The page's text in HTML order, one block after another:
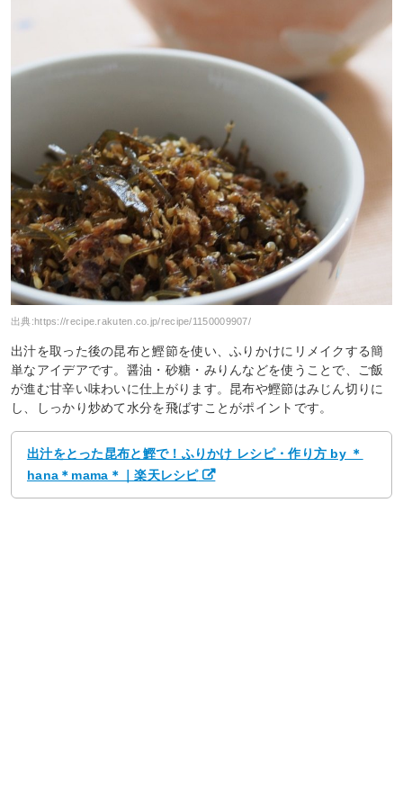
出典:https://recipe.rakuten.co.jp/recipe/1150009907/
出汁を取った後の昆布と鰹節を使い、ふりかけにリメイクする簡
単なアイデアです。醤油・砂糖・みりんなどを使うことで、ご飯
が進む甘辛い味わいに仕上がります。昆布や鰹節はみじん切りに
し、しっかり炒めて水分を飛ばすことがポイントです。
出汁をとった昆布と鰹で！ふりかけ レシピ・作り方 by ＊
hana＊mama＊｜楽天レシピ